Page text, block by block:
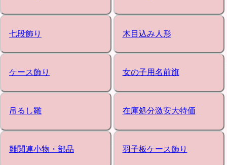
七段飾り 木目込み人形
ケース飾り 女の子用名前旗
吊るし雛 在庫処分激安大特価
雛関連小物・部品 羽子板ケース飾り